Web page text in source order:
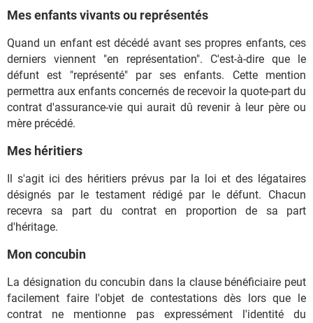
Mes enfants vivants ou représentés
Quand un enfant est décédé avant ses propres enfants, ces
derniers viennent "en représentation". C'est-à-dire que le
défunt est "représenté" par ses enfants. Cette mention
permettra aux enfants concernés de recevoir la quote-part du
contrat d'assurance-vie qui aurait dû revenir à leur père ou
mère précédé.
Mes héritiers
Il s'agit ici des héritiers prévus par la loi et des légataires
désignés par le testament rédigé par le défunt. Chacun
recevra sa part du contrat en proportion de sa part
d'héritage.
Mon concubin
La désignation du concubin dans la clause bénéficiaire peut
facilement faire l'objet de contestations dès lors que le
contrat ne mentionne pas expressément l'identité du